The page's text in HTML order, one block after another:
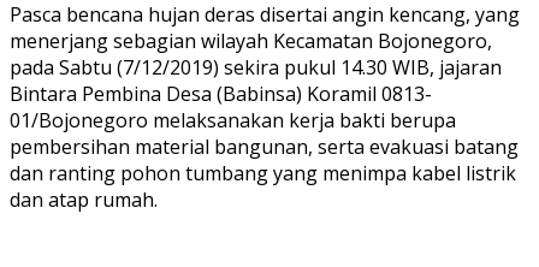
Pasca bencana hujan deras disertai angin kencang, yang
menerjang sebagian wilayah Kecamatan Bojonegoro,
pada Sabtu (7/12/2019) sekira pukul 14.30 WIB, jajaran
Bintara Pembina Desa (Babinsa) Koramil 0813-
01/Bojonegoro melaksanakan kerja bakti berupa
pembersihan material bangunan, serta evakuasi batang
dan ranting pohon tumbang yang menimpa kabel listrik
dan atap rumah.